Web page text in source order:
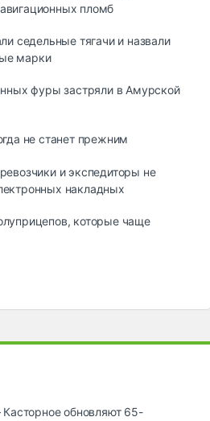
пломб
седельные тягачи и назвали
марки
фуры застряли в Амурской
не станет прежним
и экспедиторы не
накладных
которые чаще
Касторное обновляют 65-